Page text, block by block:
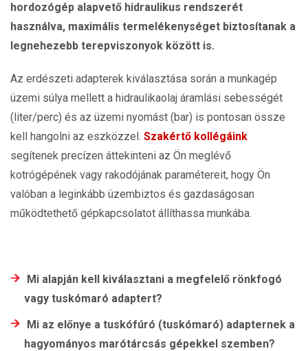
hordozógép alapvető hidraulikus rendszerét
használva, maximális termelékenységet biztosítanak a
legnehezebb terepviszonyok között is.
Az erdészeti adapterek kiválasztása során a munkagép
üzemi súlya mellett a hidraulikaolaj áramlási sebességét
(liter/perc) és az üzemi nyomást (bar) is pontosan össze
kell hangolni az eszközzel. Szakértő kollégáink
segítenek precízen áttekinteni az Ön meglévő
kotrógépének vagy rakodójának paramétereit, hogy Ön
valóban a leginkább üzembiztos és gazdaságosan
működtethető gépkapcsolatot állíthassa munkába.
Mi alapján kell kiválasztani a megfelelő rönkfogó
vagy tuskómaró adaptert?
Mi az előnye a tuskófúró (tuskómaró) adapternek a
hagyományos marótárcsás gépekkel szemben?